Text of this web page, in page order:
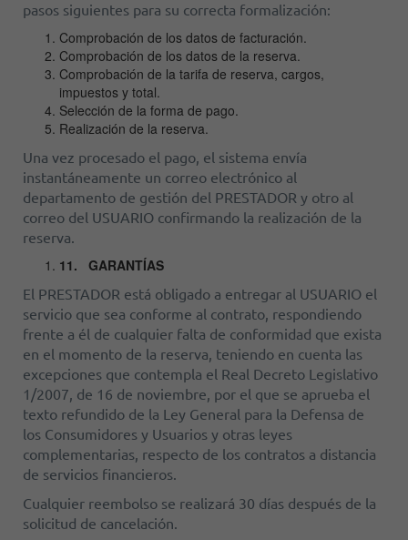
pasos siguientes para su correcta formalización:
Comprobación de los datos de facturación.
Comprobación de los datos de la reserva.
Comprobación de la tarifa de reserva, cargos,
impuestos y total.
Selección de la forma de pago.
Realización de la reserva.
Una vez procesado el pago, el sistema envía
instantáneamente un correo electrónico al
departamento de gestión del PRESTADOR y otro al
correo del USUARIO confirmando la realización de la
reserva.
11. GARANTÍAS
El PRESTADOR está obligado a entregar al USUARIO el
servicio que sea conforme al contrato, respondiendo
frente a él de cualquier falta de conformidad que exista
en el momento de la reserva, teniendo en cuenta las
excepciones que contempla el Real Decreto Legislativo
1/2007, de 16 de noviembre, por el que se aprueba el
texto refundido de la Ley General para la Defensa de
los Consumidores y Usuarios y otras leyes
complementarias, respecto de los contratos a distancia
de servicios financieros.
Cualquier reembolso se realizará 30 días después de la
solicitud de cancelación.